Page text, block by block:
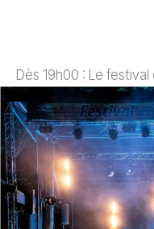
Dès 19h00 : Le